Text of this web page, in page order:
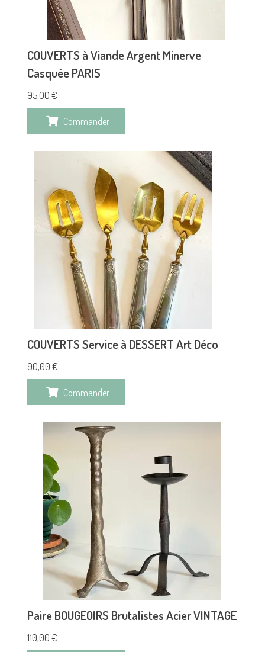
COUVERTS à Viande Argent Minerve
Casquée PARIS
95,00 €
Commander
COUVERTS Service à DESSERT Art Déco
90,00 €
Commander
Paire BOUGEOIRS Brutalistes Acier VINTAGE
110,00 €